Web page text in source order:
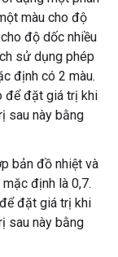
màu cho độ
độ dốc nhiều
sử dụng phép
định có 2 màu.
để đặt giá trị khi
sau này bằng
bản đồ nhiệt và
định là 0,7.
đặt giá trị khi
sau này bằng